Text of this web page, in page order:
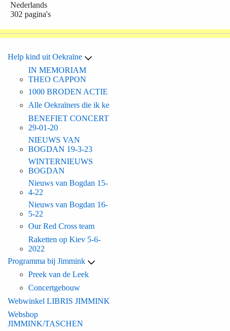
Nederlands
302 pagina's
Help kind uit Oekraïne
IN MEMORIAM
THEO CAPPON
1000 BRODEN ACTIE
Alle Oekraïners die ik ke
BENEFIET CONCERT
29-01-20
NIEUWS VAN
BOGDAN 19-3-23
WINTERNIEUWS
BOGDAN
Nieuws van Bogdan 15-
4-22
Nieuws van Bogdan 16-
5-22
Our Red Cross team
Raketten op Kiev 5-6-
2022
Programma bij Jimmink
Preek van de Leek
Concertgebouw
Webwinkel LIBRIS JIMMINK
Webshop
JIMMINK/TASCHEN